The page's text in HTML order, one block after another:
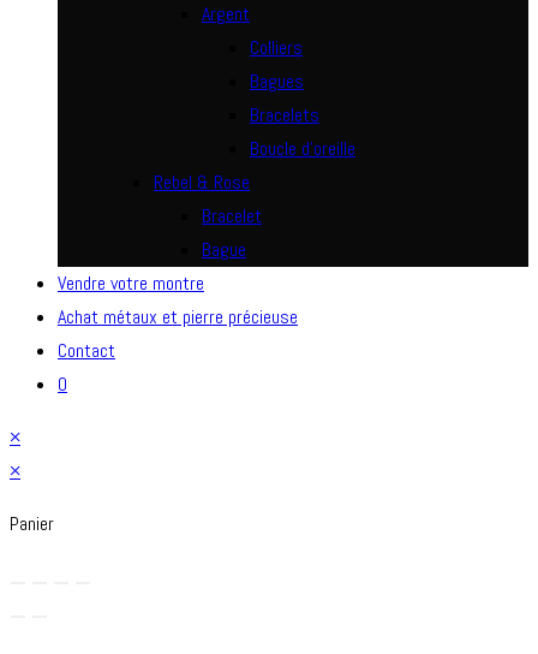
Argent
Colliers
Bagues
Bracelets
Boucle d’oreille
Rebel & Rose
Bracelet
Bague
Vendre votre montre
Achat métaux et pierre précieuse
Contact
0
×
×
Panier